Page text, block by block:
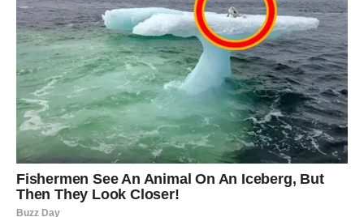
velikodušno davali drugima.
Devica
Device ulaze u fazu smirenja i razumevanja. Nakon
isrpcljujućeg perioda punog dilema, 2. novembar donosi
vam osećaj kontrole i jasnoće. Na poslu dolazi priznanje,
dok u ljubavi sledi prilika da izgladite odnos s voljenom
osobom.
Slobodne Device bi mogle sresti nekoga ko deli slične